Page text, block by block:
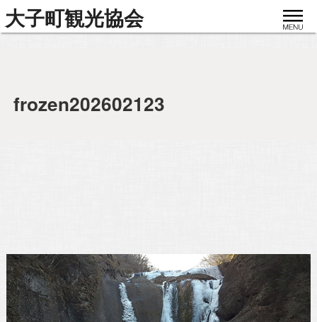
大子町観光協会 toggle
frozen202602123